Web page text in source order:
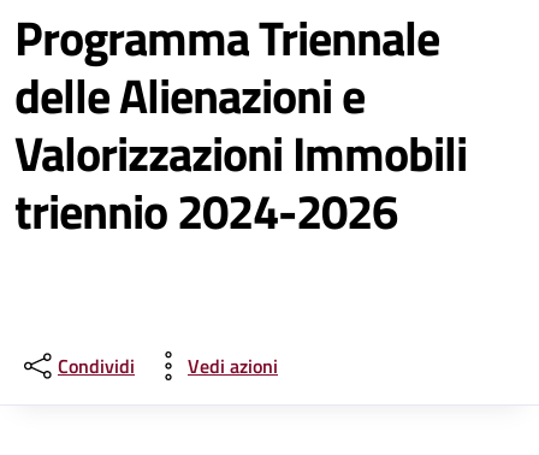
Programma Triennale
delle Alienazioni e
Valorizzazioni Immobili
triennio 2024-2026
Condividi Vedi azioni